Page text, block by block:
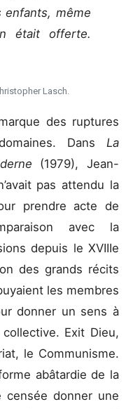
enfants, même
était offerte.
Lasch.
des ruptures
Dans La
(1979), Jean-
pas attendu la
prendre acte de
avec la
depuis le XVIIIe
des grands récits
les membres
donner un sens à
Exit Dieu,
le Communisme.
abâtardie de la
censée donner une